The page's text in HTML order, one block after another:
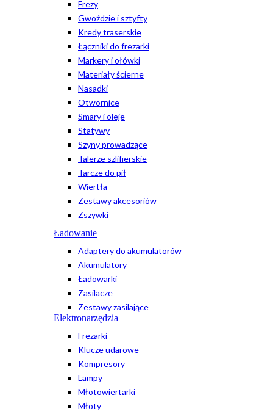
Frezy
Gwoździe i sztyfty
Kredy traserskie
Łączniki do frezarki
Markery i ołówki
Materiały ścierne
Nasadki
Otwornice
Smary i oleje
Statywy
Szyny prowadzące
Talerze szlifierskie
Tarcze do pił
Wiertła
Zestawy akcesoriów
Zszywki
Ładowanie
Adaptery do akumulatorów
Akumulatory
Ładowarki
Zasilacze
Zestawy zasilające
Elektronarzędzia
Frezarki
Klucze udarowe
Kompresory
Lampy
Młotowiertarki
Młoty